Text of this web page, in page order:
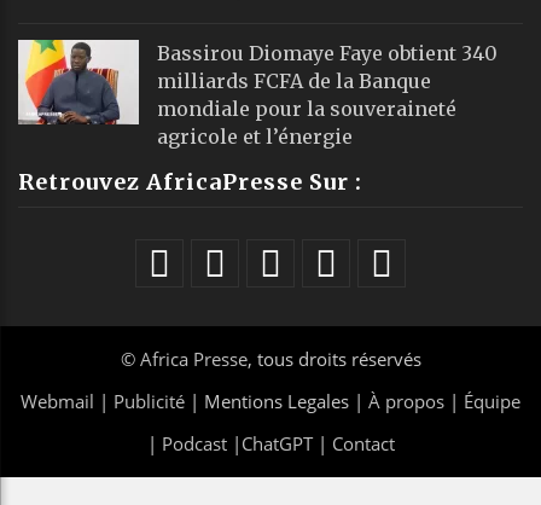
Bassirou Diomaye Faye obtient 340
milliards FCFA de la Banque
mondiale pour la souveraineté
agricole et l’énergie
Retrouvez AfricaPresse Sur :
© Africa Presse, tous droits réservés
Webmail | Publicité | Mentions Legales | À propos | Équipe
| Podcast| ChatGPT| Contact